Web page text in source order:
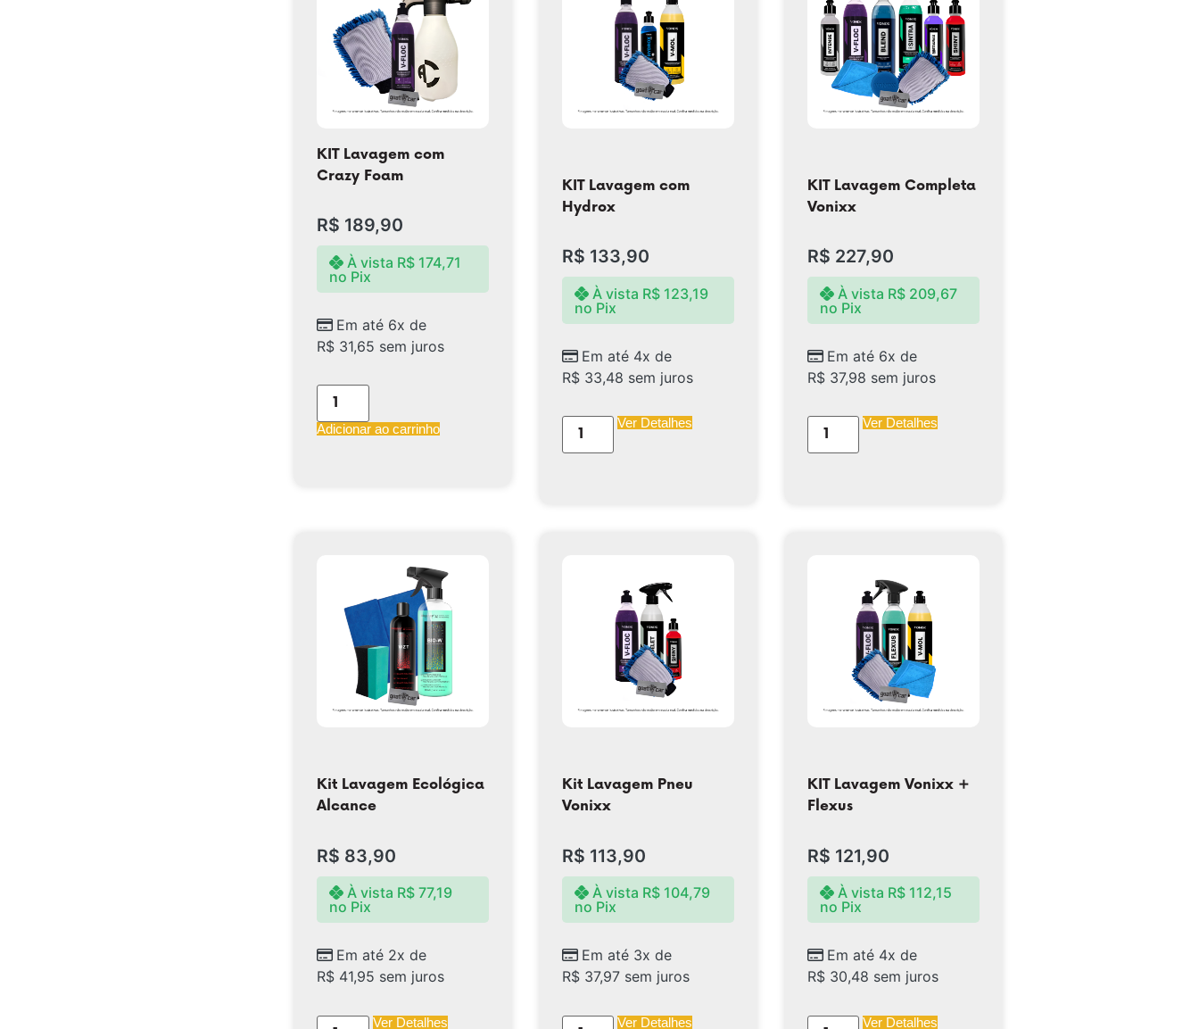
KIT Lavagem com
Crazy Foam
R$ 189,90
Em até 6x de
R$ 31,65 sem juros
À vista R$ 174,71
no Pix
Adicionar ao carrinho
KIT Lavagem com
Hydrox
R$ 133,90
Em até 4x de
R$ 33,48 sem juros
À vista R$123,19
no Pix
Ver Detalhes
KIT Lavagem Completa
Vonixx
R$ 227,90
Em até 6x de
R$ 37,98 sem juros
À vista R$209,67
no Pix
Ver Detalhes
Kit Lavagem Ecológica
Alcance
R$ 83,90
Em até 2x de
R$ 41,95 sem juros
À vista R$ 77,19
no Pix
Ver Detalhes
Kit Lavagem Pneu
Vonixx
R$ 113,90
Em até 3x de
R$ 37,97 sem juros
À vista R$104,79
no Pix
Ver Detalhes
KIT Lavagem Vonixx +
Flexus
R$ 121,90
Em até 4x de
R$ 30,48 sem juros
À vista R$112,15
no Pix
Ver Detalhes